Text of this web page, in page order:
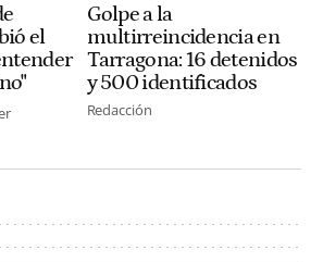
el
Golpe a la
multirreincidencia en
Tarragona: 16 detenidos
y 500 identificados
Redacción